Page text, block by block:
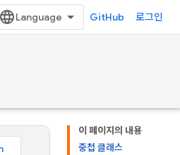
GitHub 로그인
이 페이지의 내용
중첩 클래스